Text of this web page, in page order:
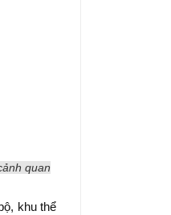
quan
khu thể